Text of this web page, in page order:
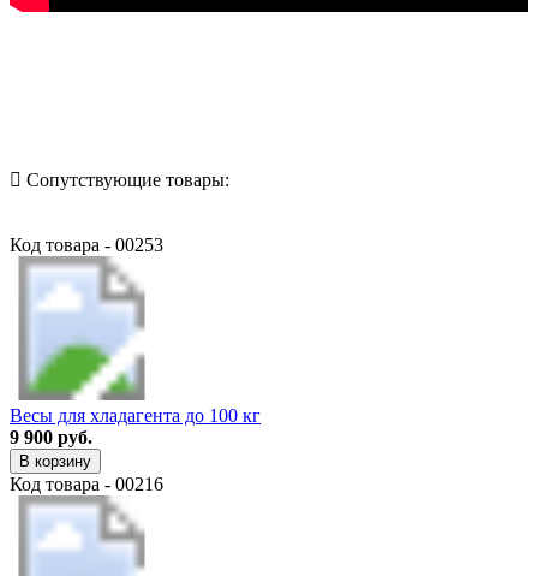
Сопутствующие товары:
Код товара - 00253
Весы для хладагента до 100 кг
9 900 руб.
В корзину
Код товара - 00216